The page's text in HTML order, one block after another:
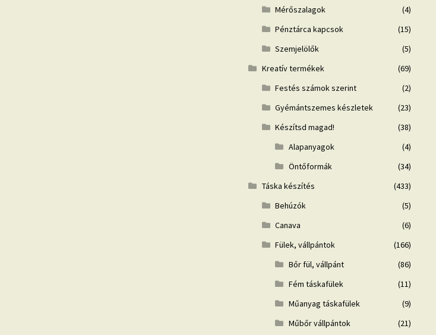
Mérőszalagok
(4)
Pénztárca kapcsok
(15)
Szemjelölők
(5)
Kreatív termékek
(69)
Festés számok szerint
(2)
Gyémántszemes készletek
(23)
Készítsd magad!
(38)
Alapanyagok
(4)
Öntőformák
(34)
Táska készítés
(433)
Behúzók
(5)
Canava
(6)
Fülek, vállpántok
(166)
Bőr fül, vállpánt
(86)
Fém táskafülek
(11)
Műanyag táskafülek
(9)
Műbőr vállpántok
(21)